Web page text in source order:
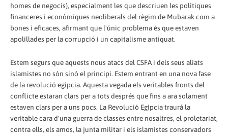
homes de negocis), especialment les que descriuen les polítiques
financeres i econòmiques neoliberals del règim de Mubarak com a
bones i eficaces, afirmant que l'únic problema és que estaven
apolillades per la corrupció i un capitalisme antiquat.
Estem segurs que aquests nous atacs del CSFA i dels seus aliats
islamistes no són sinó el principi. Estem entrant en una nova fase
de la revolució egípcia. Aquesta vegada els veritables fronts del
conflicte estaran clars per a tots després que fins a ara solament
estaven clars per a uns pocs. La Revolució Egípcia traurà la
veritable cara d'una guerra de classes entre nosaltres, el proletariat,
contra ells, els amos, la junta militar i els islamistes conservadors